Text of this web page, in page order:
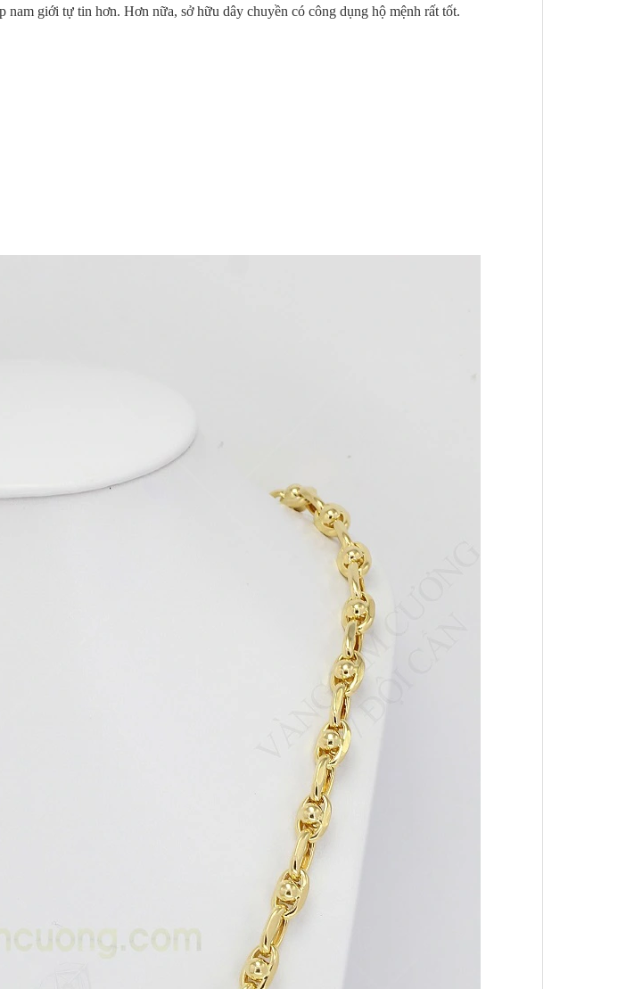
giới tự tin hơn. Hơn nữa, sở hữu dây chuyền có công dụng hộ mệnh rất tốt.